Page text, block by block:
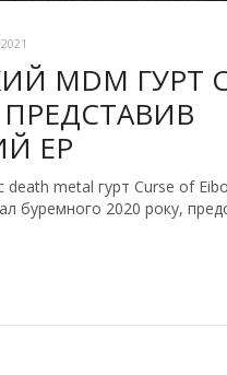
MDM ГУРТ
ПРЕДСТАВИВ
EP
metal гурт Curse of
буремного 2020 року,